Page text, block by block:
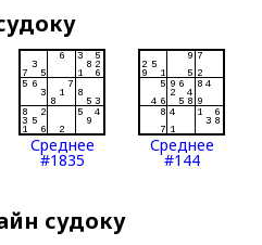
Среднее
#1835
Среднее
#144
судоку